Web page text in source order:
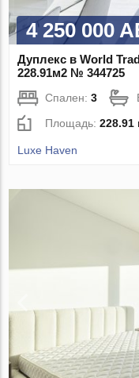
4 250 000
Дуплекс в World
228.91м2 № 344725
Спален:3
Площадь:228.91
Luxe Haven